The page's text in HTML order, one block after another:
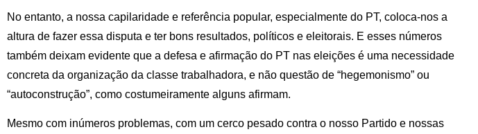
No entanto, a nossa capilaridade e referência popular, especialmente do PT, coloca-nos a
altura de fazer essa disputa e ter bons resultados, políticos e eleitorais. E esses números
também deixam evidente que a defesa e afirmação do PT nas eleições é uma necessidade
concreta da organização da classe trabalhadora, e não questão de “hegemonismo” ou
“autoconstrução”, como costumeiramente alguns afirmam.
Mesmo com inúmeros problemas, com um cerco pesado contra o nosso Partido e nossas